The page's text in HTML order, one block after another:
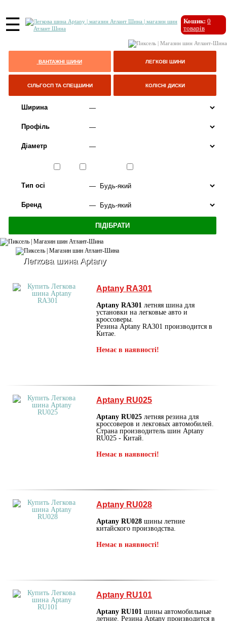
☰ Кошик: 0
товарів
ВАНТАЖНІ ШИНИ ЛЕГКОВІ ШИНИ
СІЛЬГОСП ТА СПЕЦШИНИ КОЛІСНІ ДИСКИ
Ширина
Профіль
Діаметр
Тип осі
Бренд
Легкова шина Aptany
Aptany RA301
Aptany RA301 летняя шина для
установки на легковые авто и
кроссоверы.
Резина Aptany RA301 производится в
Китае.
Немає в наявності!
Aptany RU025
Aptany RU025 летняя резина для
кроссоверов и лекговых автомобилей.
Страна производитель шин Aptany
RU025 - Китай.
Немає в наявності!
Aptany RU028
Aptany RU028 шины летние
китайского производства.
Немає в наявності!
Aptany RU101
Aptany RU101 шины автомобильные
летние. Резина Aptany производится в